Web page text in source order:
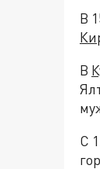
В
В
С